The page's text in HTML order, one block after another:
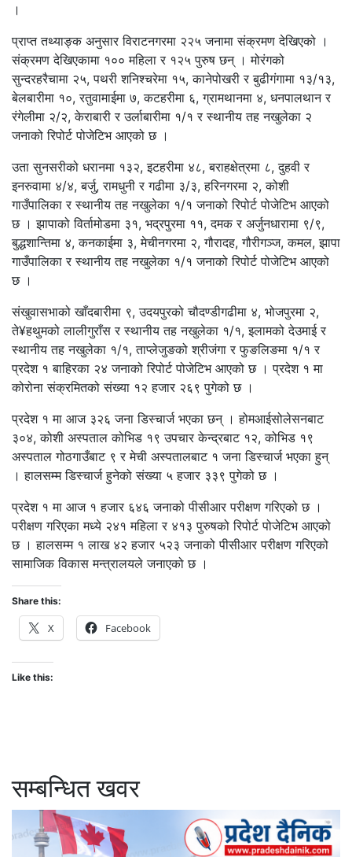
।
प्राप्त तथ्याङ्क अनुसार विराटनगरमा २२५ जनामा संक्रमण देखिएको ।
संक्रमण देखिएकामा १०० महिला र १२५ पुरुष छन् । मोरंगको
सुन्दरहरैचामा २५, पथरी शनिश्चरेमा १५, कानेपोखरी र बुढीगंगामा १३/१३,
बेलबारीमा १०, रतुवामाईमा ७, कटहरीमा ६, ग्रामथानमा ४, धनपालथान र
रंगेलीमा २/२, केराबारी र उर्लाबारीमा १/१ र स्थानीय तह नखुलेका २
जनाको रिपोर्ट पोजेटिभ आएको छ ।
उता सुनसरीको धरानमा १३२, इटहरीमा ४८, बराहक्षेत्रमा ८, दुहवी र
इनरुवामा ४/४, बर्जु, रामधुनी र गढीमा ३/३, हरिनगरमा २, कोशी
गाउँपालिका र स्थानीय तह नखुलेका १/१ जनाको रिपोर्ट पोजेटिभ आएको
छ । झापाको विर्तामोडमा ३१, भद्रपुरमा ११, दमक र अर्जुनधारामा ९/९,
बुद्धशान्तिमा ४, कनकाईमा ३, मेचीनगरमा २, गौरादह, गौरीगञ्ज, कमल, झापा
गाउँपालिका र स्थानीय तह नखुलेका १/१ जनाको रिपोर्ट पोजेटिभ आएको
छ ।
संखुवासभाको खाँदबारीमा ९, उदयपुरको चौदण्डीगढीमा ४, भोजपुरमा २,
ते¥हथुमको लालीगुराँस र स्थानीय तह नखुलेका १/१, इलामको देउमाई र
स्थानीय तह नखुलेका १/१, ताप्लेजुङको श्रीजंगा र फुङलिङमा १/१ र
प्रदेश १ बाहिरका २४ जनाको रिपोर्ट पोजेटिभ आएको छ । प्रदेश १ मा
कोरोना संक्रमितको संख्या १२ हजार २६९ पुगेको छ ।
प्रदेश १ मा आज ३२६ जना डिस्चार्ज भएका छन् । होमआईसोलेसनबाट
३०४, कोशी अस्पताल कोभिड १९ उपचार केन्द्रबाट १२, कोभिड १९
अस्पताल गोठगाउँबाट ९ र मेची अस्पतालबाट १ जना डिस्चार्ज भएका हुन्
। हालसम्म डिस्चार्ज हुनेको संख्या ५ हजार ३३९ पुगेको छ ।
प्रदेश १ मा आज १ हजार ६४६ जनाको पीसीआर परीक्षण गरिएको छ ।
परीक्षण गरिएका मध्ये २४१ महिला र ४१३ पुरुषको रिपोर्ट पोजेटिभ आएको
छ । हालसम्म १ लाख ४२ हजार ५२३ जनाको पीसीआर परीक्षण गरिएको
सामाजिक विकास मन्त्रालयले जनाएको छ ।
Share this:
X Facebook
Like this:
सम्बन्धित खवर